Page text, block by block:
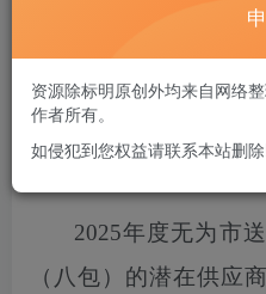
您当前未登录
项目概况
2025年度无为市
（八包） 的潜在供应
资源除标明原创外均来自网络
作者所有。
如侵犯到您权益请联系本站删